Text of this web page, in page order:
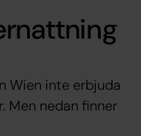
Wien inte erbjuda
Men nedan finner